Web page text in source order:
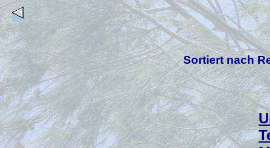
Sortiert nach